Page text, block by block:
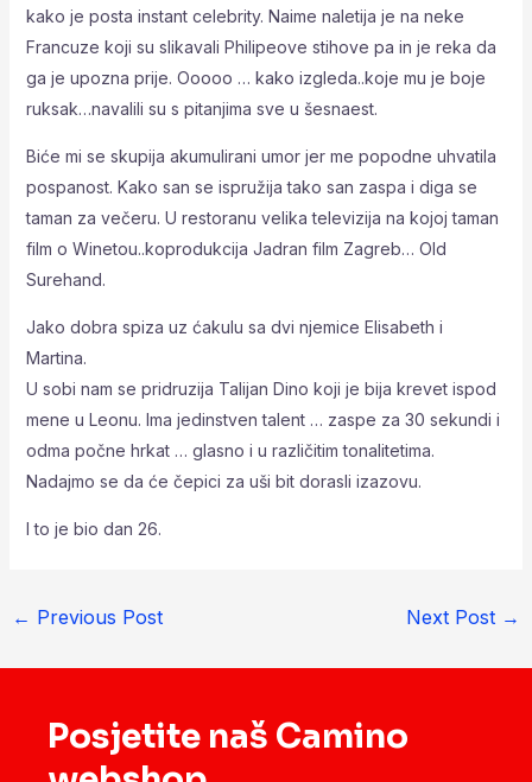
kako je posta instant celebrity. Naime naletija je na neke
Francuze koji su slikavali Philipeove stihove pa in je reka da
ga je upozna prije. Ooooo … kako izgleda..koje mu je boje
ruksak…navalili su s pitanjima sve u šesnaest.
Biće mi se skupija akumulirani umor jer me popodne uhvatila
pospanost. Kako san se ispružija tako san zaspa i diga se
taman za večeru. U restoranu velika televizija na kojoj taman
film o Winetou..koprodukcija Jadran film Zagreb… Old
Surehand.
Jako dobra spiza uz ćakulu sa dvi njemice Elisabeth i
Martina.
U sobi nam se pridruzija Talijan Dino koji je bija krevet ispod
mene u Leonu. Ima jedinstven talent … zaspe za 30 sekundi i
odma počne hrkat … glasno i u različitim tonalitetima.
Nadajmo se da će čepici za uši bit dorasli izazovu.
I to je bio dan 26.
← Previous Post Next Post →
Posjetite naš Camino